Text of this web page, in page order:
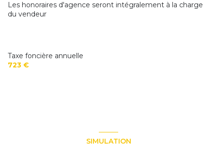
Les honoraires d'agence seront intégralement à la charge
du vendeur
Taxe foncière annuelle
723 €
SIMULATION